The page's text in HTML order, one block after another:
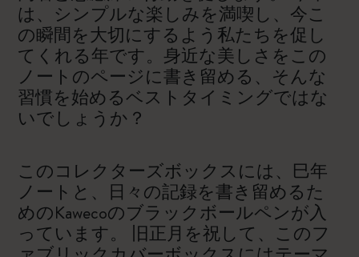
は、シンプルな楽しみを満喫し、今こ
の瞬間を大切にするよう私たちを促し
てくれる年です。身近な美しさをこの
ノートのページに書き留める、そんな
習慣を始めるベストタイミングではな
いでしょうか？
このコレクターズボックスには、巳年
ノートと、日々の記録を書き留めるた
めのKawecoのブラックボールペンが入
っています。 旧正月を祝して、このフ